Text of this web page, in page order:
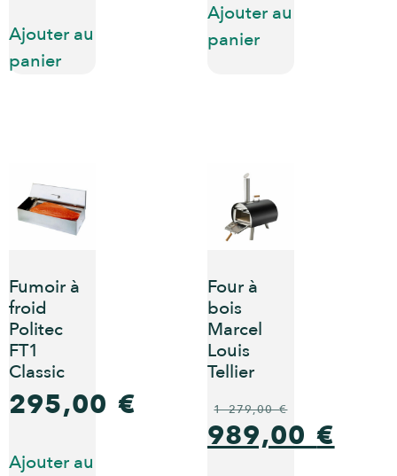
Ajouter au
panier
Ajouter au
panier
Fumoir à
froid
Politec
FT1
Classic
295,00€
Ajouter au
Four à
bois
Marcel
Louis
Tellier
1 279,00€
989,00€